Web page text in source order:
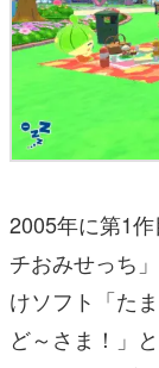
2005年に第1
チおみせっち
けソフト「た
ど～さま！」